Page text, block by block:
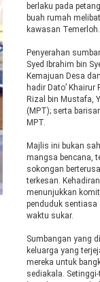
berlaku pada
buah rumah
kawasan Temerloh.
Penyerahan
Syed Ibrahim bin
Kemajuan Desa
hadir Dato’
Rizal bin Mustafa,
(MPT); serta
MPT.
Majlis ini bukan
mangsa bencana,
sokongan
terkesan.
menunjukkan
penduduk
waktu sukar.
Sumbangan yang
keluarga yang
mereka untuk
sediakala.